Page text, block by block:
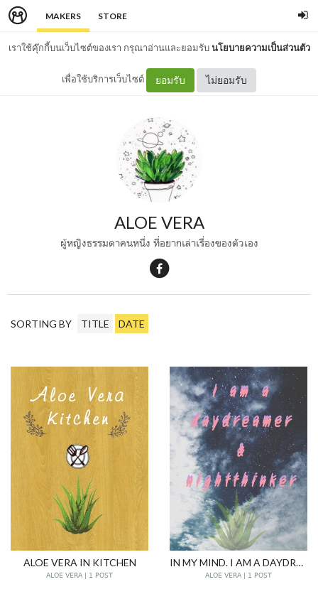
MAKERS STORE
เราใช้คุ๊กกี้บนเว็บไซต์ของเรา กรุณาอ่านและยอมรับนโยบายความเป็นส่วนตัว
เพื่อใช้บริการเว็บไซต์ ยอมรับ ไม่ยอมรับ
ALOE VERA
ผู้หญิงธรรมดาคนหนึ่ง ที่อยากเล่าเรื่องของตัวเอง
SORTING BY TITLE DATE
ALOE VERA IN KITCHEN
ALOE VERA | 1 POST
IN MY MIND. I AM A DAYDREAMER & NIGHTTINKER
ALOE VERA | 1 POST